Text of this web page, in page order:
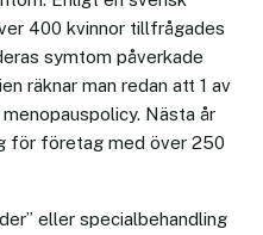
400 kvinnor tillfrågades
symtom påverkade
räknar man redan att 1 av
Nästa år
för företag med över 250
eller specialbehandling